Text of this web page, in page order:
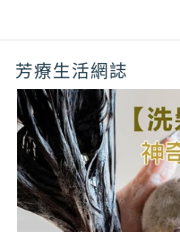
芳療生活網誌